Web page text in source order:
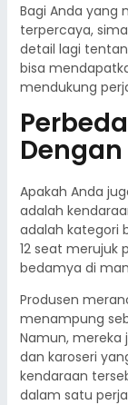
Bagi Anda yang
terpercaya,
detail lagi
bisa
mendukung
Apakah Anda
adalah
adalah kategori
12 seat merujuk
bedamya di
Produsen
menampung
Namun, mereka
dan karoseri
kendaraan
dalam satu